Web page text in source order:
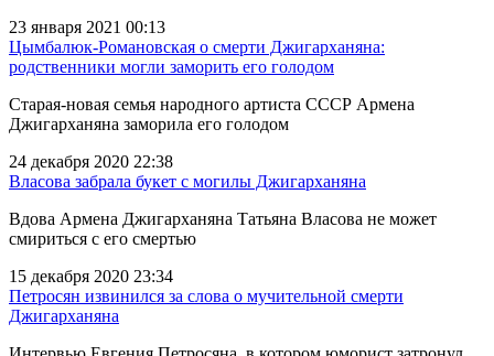
23 января 2021 00:13
Цымбалюк-Романовская о смерти Джигарханяна:
родственники могли заморить его голодом
Старая-новая семья народного артиста СССР Армена
Джигарханяна заморила его голодом
24 декабря 2020 22:38
Власова забрала букет с могилы Джигарханяна
Вдова Армена Джигарханяна Татьяна Власова не может
смириться с его смертью
15 декабря 2020 23:34
Петросян извинился за слова о мучительной смерти
Джигарханяна